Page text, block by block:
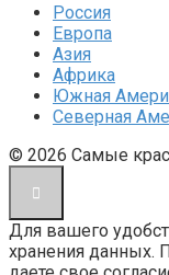
Россия
Европа
Азия
Африка
Южная
Северная
© 2026 Cамые
Для вашего
хранения данных.